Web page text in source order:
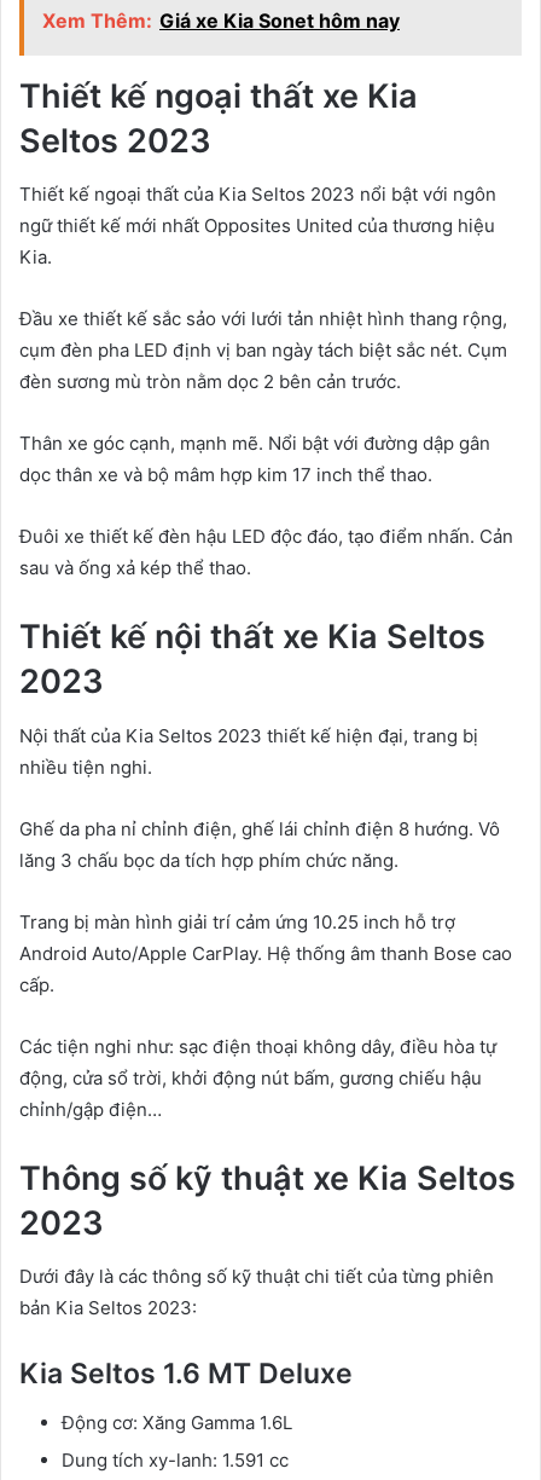
Xem Thêm: Giá xe Kia Sonet hôm nay
Thiết kế ngoại thất xe Kia
Seltos 2023
Thiết kế ngoại thất của Kia Seltos 2023 nổi bật với ngôn
ngữ thiết kế mới nhất Opposites United của thương hiệu
Kia.
Đầu xe thiết kế sắc sảo với lưới tản nhiệt hình thang rộng,
cụm đèn pha LED định vị ban ngày tách biệt sắc nét. Cụm
đèn sương mù tròn nằm dọc 2 bên cản trước.
Thân xe góc cạnh, mạnh mẽ. Nổi bật với đường dập gân
dọc thân xe và bộ mâm hợp kim 17 inch thể thao.
Đuôi xe thiết kế đèn hậu LED độc đáo, tạo điểm nhấn. Cản
sau và ống xả kép thể thao.
Thiết kế nội thất xe Kia Seltos
2023
Nội thất của Kia Seltos 2023 thiết kế hiện đại, trang bị
nhiều tiện nghi.
Ghế da pha nỉ chỉnh điện, ghế lái chỉnh điện 8 hướng. Vô
lăng 3 chấu bọc da tích hợp phím chức năng.
Trang bị màn hình giải trí cảm ứng 10.25 inch hỗ trợ
Android Auto/Apple CarPlay. Hệ thống âm thanh Bose cao
cấp.
Các tiện nghi như: sạc điện thoại không dây, điều hòa tự
động, cửa sổ trời, khởi động nút bấm, gương chiếu hậu
chỉnh/gập điện…
Thông số kỹ thuật xe Kia Seltos
2023
Dưới đây là các thông số kỹ thuật chi tiết của từng phiên
bản Kia Seltos 2023:
Kia Seltos 1.6 MT Deluxe
Động cơ: Xăng Gamma 1.6L
Dung tích xy-lanh: 1.591 cc